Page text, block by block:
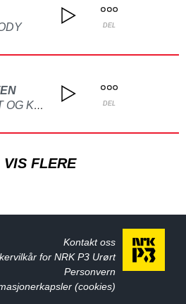
DEL
HOLD KJEFT OG KYSS MEG DEL
VIS FLERE
Kontakt oss
for NRK P3 Urørt
Personvern
(cookies)